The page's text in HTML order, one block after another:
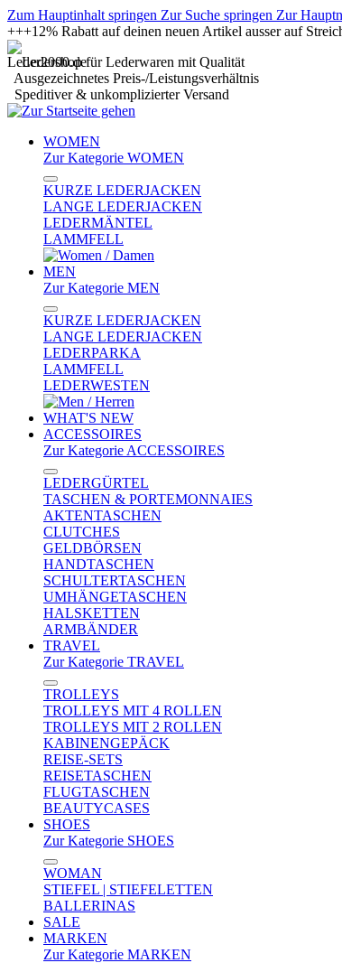
Zum Hauptinhalt springen Zur Suche springen Zur
+++12% Rabatt auf deinen neuen Artikel ausser auf
Ledershop für Lederwaren mit Qualität
Ausgezeichnetes Preis-/Leistungsverhältnis
Speditiver & unkomplizierter Versand
WOMEN
Zur Kategorie WOMEN
KURZE LEDERJACKEN
LANGE LEDERJACKEN
LEDERMÄNTEL
LAMMFELL
MEN
Zur Kategorie MEN
KURZE LEDERJACKEN
LANGE LEDERJACKEN
LEDERPARKA
LAMMFELL
LEDERWESTEN
WHAT'S NEW
ACCESSOIRES
Zur Kategorie ACCESSOIRES
LEDERGÜRTEL
TASCHEN & PORTEMONNAIES
AKTENTASCHEN
CLUTCHES
GELDBÖRSEN
HANDTASCHEN
SCHULTERTASCHEN
UMHÄNGETASCHEN
HALSKETTEN
ARMBÄNDER
TRAVEL
Zur Kategorie TRAVEL
TROLLEYS
TROLLEYS MIT 4 ROLLEN
TROLLEYS MIT 2 ROLLEN
KABINENGEPÄCK
REISE-SETS
REISETASCHEN
FLUGTASCHEN
BEAUTYCASES
SHOES
Zur Kategorie SHOES
WOMAN
STIEFEL | STIEFELETTEN
BALLERINAS
SALE
MARKEN
Zur Kategorie MARKEN